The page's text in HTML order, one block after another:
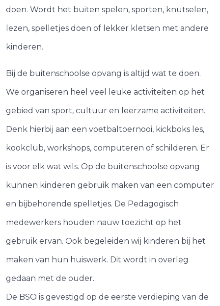
doen. Wordt het buiten spelen, sporten, knutselen,
lezen, spelletjes doen of lekker kletsen met andere
kinderen.
Bij de buitenschoolse opvang is altijd wat te doen.
We organiseren heel veel leuke activiteiten op het
gebied van sport, cultuur en leerzame activiteiten.
Denk hierbij aan een voetbaltoernooi, kickboks les,
kookclub, workshops, computeren of schilderen. Er
is voor elk wat wils. Op de buitenschoolse opvang
kunnen kinderen gebruik maken van een computer
en bijbehorende spelletjes. De Pedagogisch
medewerkers houden nauw toezicht op het
gebruik ervan. Ook begeleiden wij kinderen bij het
maken van hun huiswerk. Dit wordt in overleg
gedaan met de ouder.
De BSO is gevestigd op de eerste verdieping van de